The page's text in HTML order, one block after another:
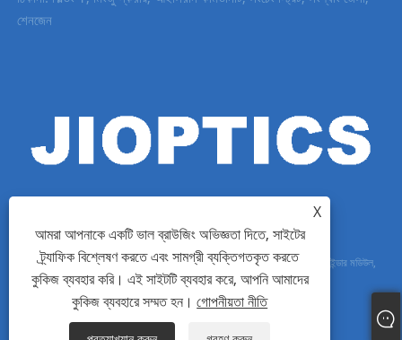
শেনজেন
কপিরাইট © 2022 Shenzhen Jioptics Technology Co., Ltd - লেজার রেঞ্জফাইন্ডার মডিউল,
জুম MWIR ক্যামেরা - সর্বস্বত্ব সংরক্ষিত৷
Sitemap RSS XML গোপনীয়তা নীতি
X
আমরা আপনাকে একটি ভাল ব্রাউজিং অভিজ্ঞতা দিতে, সাইটের
ট্র্যাফিক বিশ্লেষণ করতে এবং সামগ্রী ব্যক্তিগতকৃত করতে
কুকিজ ব্যবহার করি। এই সাইটটি ব্যবহার করে, আপনি আমাদের
কুকিজ ব্যবহারে সম্মত হন।গোপনীয়তা নীতি